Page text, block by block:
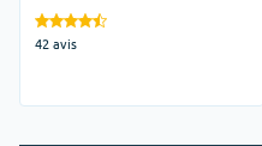
42 avis